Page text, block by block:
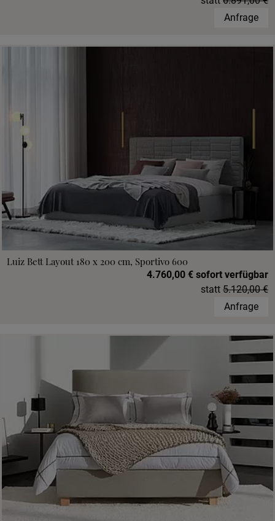
Anfrage
Luiz Bett Layout 180 x 200 cm, Sportivo 600
4.760,00 € sofort verfügbar
statt 5.120,00 €
Anfrage